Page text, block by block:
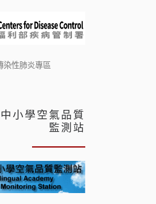
染性肺炎專區
小學空氣品質
監測站